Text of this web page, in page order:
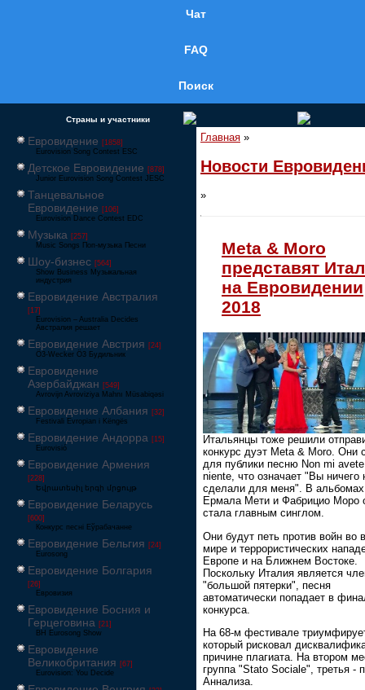
Чат
FAQ
Поиск
Страны и участники
Евровидение [1858]
Eurovision Song Contest ESC
Детское Евровидение [878]
Junior Eurovision Song Contest JESC
Танцевальное
Евровидение [106]
Eurovision Dance Contest EDC
Музыка [257]
Music Songs Поп-музыка Песни
Шоу-бизнес [564]
Show Business Музыкальная
индустрия
Евровидение Австралия
[17]
Eurovision – Australia Decides
Австралия решает
Евровидение Австрия [24]
Ö3-Wecker Ö3 Будильник
Евровидение
Азербайджан [549]
Avrovijn Avroviziya Mahnı Müsabiqəsi
Евровидение Албания [32]
Festivali Evropian i Këngës
Евровидение Андорра [15]
Eurovisió
Евровидение Армения
[228]
Եվրատեսիլ երգի մրցույթ
Евровидение Беларусь
[600]
Конкурс песні Еўрабачанне
Евровидение Бельгия [24]
Eurosong
Евровидение Болгария
[26]
Евровизия
Евровидение Босния и
Герцеговина [21]
BH Eurosong Show
Евровидение
Великобритания [67]
Eurovision: You Decide
Главная »
Новости
»
Meta & Moro
представят
на Евровидении
2018
Итальянцы тоже решили
конкурс дуэт Meta & Moro. Они
для публики песню Non mi
niente, что означает "Вы ничего
сделали для меня". В альбомах
Ермала Мети и Фабрицио Моро
стала главным синглом.
Они будут петь против войн во
мире и террористических
Европе и на Ближнем Востоке.
Поскольку Италия является
"большой пятерки", песня
автоматически попадает в
конкурса.
На 68-м фестивале
который рисковал
причине плагиата. На втором
группа "Stato Sociale", третья -
Аннализа.